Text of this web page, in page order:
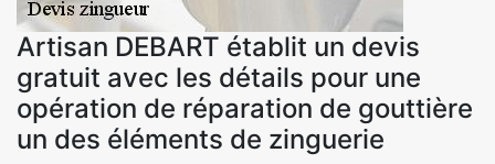
Artisan DEBART établit un devis
gratuit avec les détails pour une
opération de réparation de gouttière
un des éléments de zinguerie